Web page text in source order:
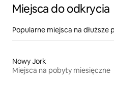
Miejsca do odkrycia
Popularne miejsca na dłuższe
Nowy Jork
Miejsca na pobyty miesięczne